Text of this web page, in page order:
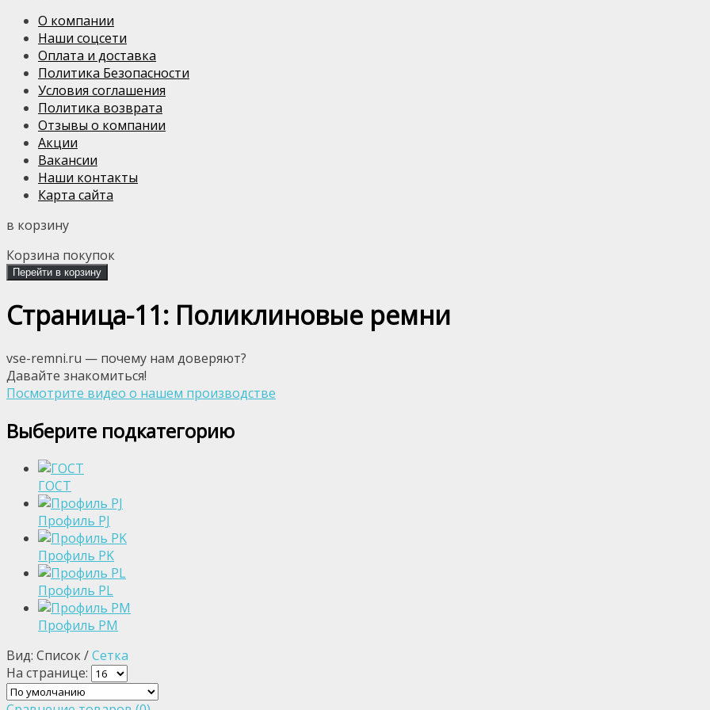
О компании
Наши соцсети
Оплата и доставка
Политика Безопасности
Условия соглашения
Политика возврата
Отзывы о компании
Акции
Вакансии
Наши контакты
Карта сайта
в корзину
Корзина покупок
Перейти в корзину
Страница-11: Поликлиновые ремни
vse-remni.ru — почему нам доверяют?
Давайте знакомиться!
Посмотрите видео о нашем производстве
Выберите подкатегорию
ГОСТ
Профиль PJ
Профиль PK
Профиль PL
Профиль PM
Вид: Список /Сетка
На странице: